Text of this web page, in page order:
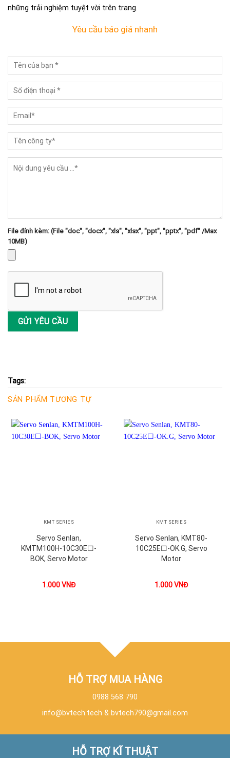
những trải nghiệm tuyệt vời trên trang.
Yêu cầu báo giá nhanh
File đính kèm: (File "doc", "docx", "xls", "xlsx", "ppt", "pptx", "pdf" /Max
10MB)
Tags:
SẢN PHẨM TƯƠNG TỰ
KMT SERIES
Servo Senlan,
KMTM100H-10C30E☐-
BOK, Servo Motor
1.000VNĐ
KMT SERIES
Servo Senlan, KMT80-
10C25E☐-OK.G, Servo
Motor
1.000VNĐ
HỖ TRỢ MUA HÀNG
0988 568 790
info@bvtech.tech & bvtech790@gmail.com
HỖ TRỢ KĨ THUẬT